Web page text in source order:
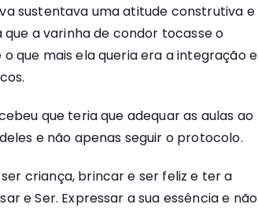
sustentava uma atitude construtiva e
a varinha de condor tocasse o
que mais ela queria era a integração e
que teria que adequar as aulas ao
e não apenas seguir o protocolo.
criança, brincar e ser feliz e ter a
e Ser. Expressar a sua essência e não